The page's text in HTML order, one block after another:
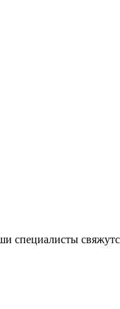
специалисты